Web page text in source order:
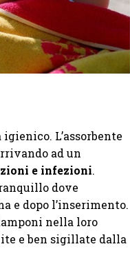
L’assorbente
ad un
e infezioni.
dove
e dopo l’inserimento.
nella loro
e ben sigillate dalla